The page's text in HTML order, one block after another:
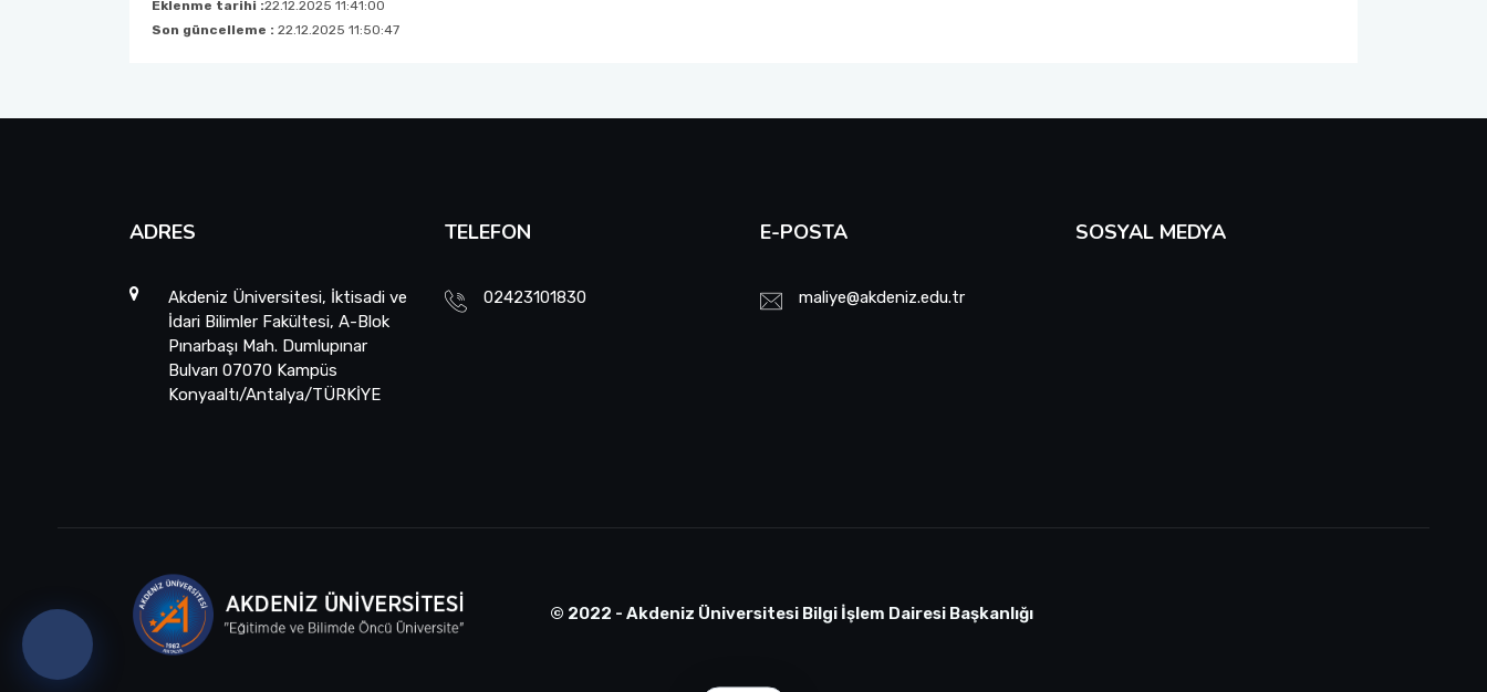
Eklenme tarihi :22.12.2025 11:41:00
Son güncelleme : 22.12.2025 11:50:47
ADRES
Akdeniz Üniversitesi, İktisadi ve
İdari Bilimler Fakültesi, A-Blok
Pınarbaşı Mah. Dumlupınar
Bulvarı 07070 Kampüs
Konyaaltı/Antalya/TÜRKİYE
TELEFON
02423101830
E-POSTA
maliye@akdeniz.edu.tr
SOSYAL MEDYA
© 2022 - Akdeniz Üniversitesi Bilgi İşlem Dairesi Başkanlığı